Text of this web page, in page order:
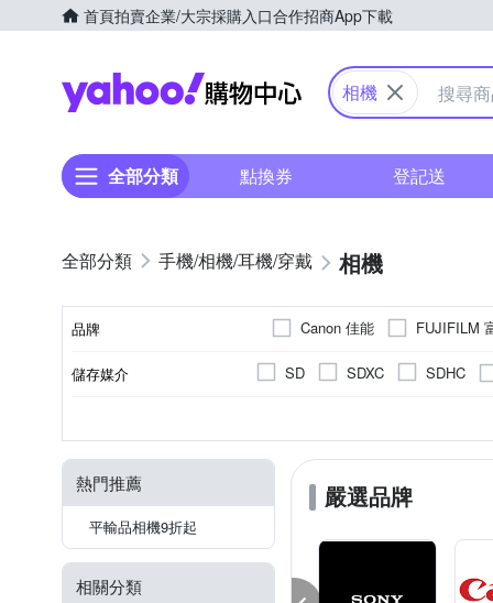
首頁拍賣企業/大宗採購入口合作招商App下載
Yahoo購物中心
相機
全部分類 點換券 登記送
手機/相機/耳機/穿戴 相機
品牌 Canon 佳能
FUJIFILM
SANRIO 三麗鷗
SONY
儲存媒介 SD SDXC SDHC
熱門推薦
平輸品相機9折起
相關分類
嚴選品牌